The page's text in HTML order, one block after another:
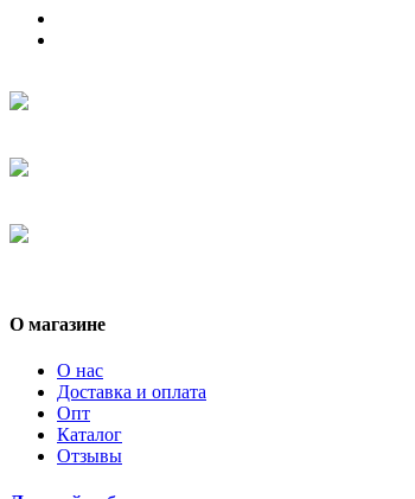
О магазине
О нас
Доставка и оплата
Опт
Каталог
Отзывы